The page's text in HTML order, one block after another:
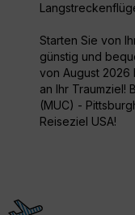
Starten Sie von
günstig und
von August 2026
an Ihr Traumziel!
(MUC) -
Reiseziel USA!